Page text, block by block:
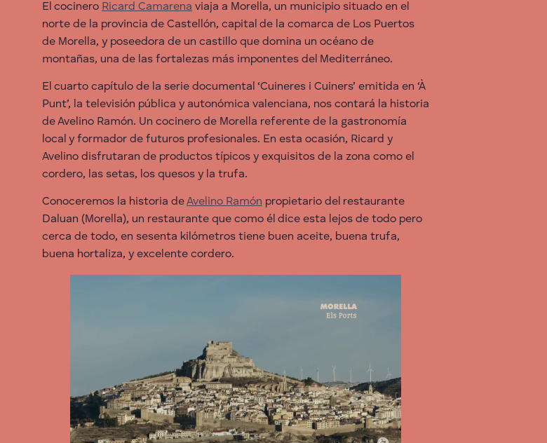
El cocinero Ricard Camarena viaja a Morella, un municipio situado en el
norte de la provincia de Castellón, capital de la comarca de Los Puertos
de Morella, y poseedora de un castillo que domina un océano de
montañas, una de las fortalezas más imponentes del Mediterráneo.
El cuarto capítulo de la serie documental ‘Cuineres i Cuiners’ emitida en ‘À
Punt’, la televisión pública y autonómica valenciana, nos contará la historia
de Avelino Ramón. Un cocinero de Morella referente de la gastronomía
local y formador de futuros profesionales. En esta ocasión, Ricard y
Avelino disfrutaran de productos típicos y exquisitos de la zona como el
cordero, las setas, los quesos y la trufa.
Conoceremos la historia deAvelino Ramón propietario del restaurante
Daluan (Morella), un restaurante que como él dice esta lejos de todo pero
cerca de todo, en sesenta kilómetros tiene buen aceite, buena trufa,
buena hortaliza, y excelente cordero.